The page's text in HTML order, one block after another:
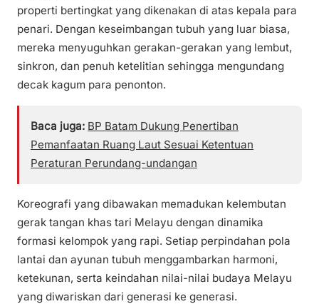
properti bertingkat yang dikenakan di atas kepala para
penari. Dengan keseimbangan tubuh yang luar biasa,
mereka menyuguhkan gerakan-gerakan yang lembut,
sinkron, dan penuh ketelitian sehingga mengundang
decak kagum para penonton.
Baca juga: BP Batam Dukung Penertiban
Pemanfaatan Ruang Laut Sesuai Ketentuan
Peraturan Perundang-undangan
Koreografi yang dibawakan memadukan kelembutan
gerak tangan khas tari Melayu dengan dinamika
formasi kelompok yang rapi. Setiap perpindahan pola
lantai dan ayunan tubuh menggambarkan harmoni,
ketekunan, serta keindahan nilai-nilai budaya Melayu
yang diwariskan dari generasi ke generasi.